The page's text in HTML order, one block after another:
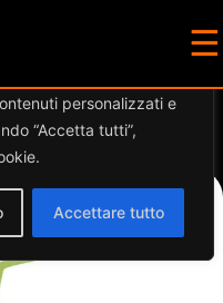
personalizzati e
“Accetta tutti”,
Accettare tutto
☰
location